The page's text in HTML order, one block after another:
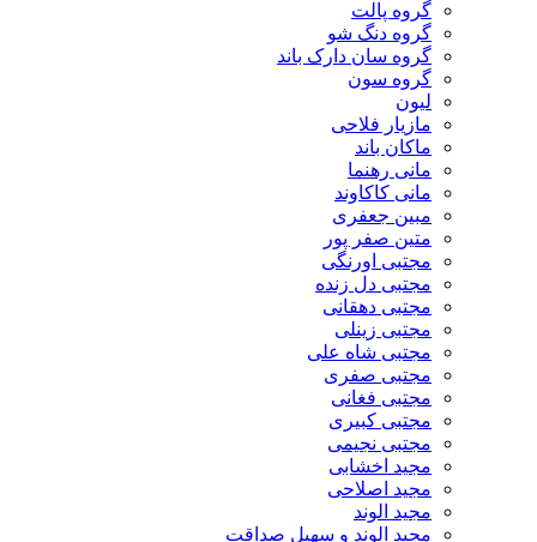
گروه پالت
گروه دنگ شو
گروه سان دارک باند
گروه سون
لیون
مازیار فلاحی
ماکان باند
مانی رهنما
مانی کاکاوند
مبین جعفری
متین صفر پور
مجتبی اورنگی
مجتبی دل زنده
مجتبی دهقانی
مجتبی زینلی
مجتبی شاه علی
مجتبی صفری
مجتبی فغانی
مجتبی کبیری
مجتبی نجیمی
مجید اخشابی
مجید اصلاحی
مجید الوند‎
مجید الوند و سهیل صداقت